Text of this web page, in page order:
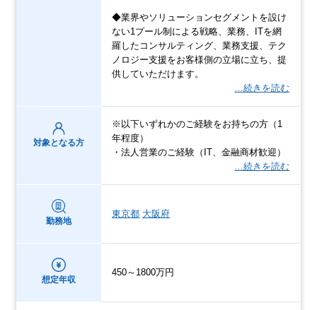
◆業界やソリューションセグメントを設け
ない1プール制による戦略、業務、ITを網
羅したコンサルティング、業務支援、テク
ノロジー支援をお客様側の立場に立ち、提
供していただけます。
…続きを読む
対象となる方
※以下いずれかのご経験をお持ちの方（1
年程度）
・法人営業のご経験（IT、金融商材歓迎）
…続きを読む
勤務地
東京都 大阪府
想定年収
450～1800万円